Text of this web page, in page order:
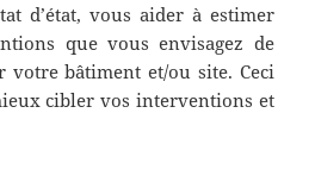
d’état, vous aider à estimer
que vous envisagez de
bâtiment et/ou site. Ceci
cibler vos interventions et